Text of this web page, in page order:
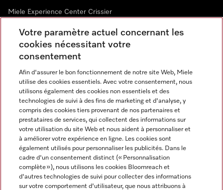
Miele Experience Center Crissier
Newsletter
Langue
FRANÇAIS
Votre paramètre actuel concernant les
cookies nécessitant votre
consentement
Afin d'assurer le bon fonctionnement de notre site Web, Miele
utilise des cookies essentiels. Avec votre consentement, nous
utilisons également des cookies non essentiels et des
technologies de suivi à des fins de marketing et d'analyse, y
compris des cookies tiers provenant de nos partenaires et
prestataires de services, qui collectent des informations sur
votre utilisation du site Web et nous aident à personnaliser et
à améliorer votre expérience en ligne. Les cookies sont
également utilisés pour personnaliser les publicités. Dans le
cadre d'un consentement distinct (« Personnalisation
complète »), nous utilisons les cookies Bloomreach et
d'autres technologies de suivi pour collecter des informations
sur votre comportement d'utilisateur, que nous attribuons à